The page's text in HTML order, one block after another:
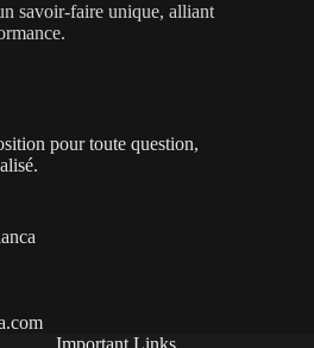
savoir-faire unique, alliant
pour toute question,